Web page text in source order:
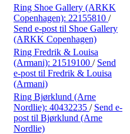
Ring Shoe Gallery (ARKK
Copenhagen): 22155810 /
Send e-post til Shoe Gallery
(ARKK Copenhagen)
Ring Fredrik & Louisa
(Armani): 21519100 / Send
e-post til Fredrik & Louisa
(Armani)
Ring Bjørklund (Arne
Nordlie): 40432235 / Send e-
post til Bjørklund (Arne
Nordlie)